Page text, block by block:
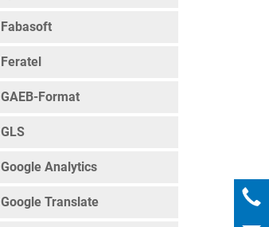
Fabasoft
Feratel
GAEB-Format
GLS
Google Analytics
Google Translate